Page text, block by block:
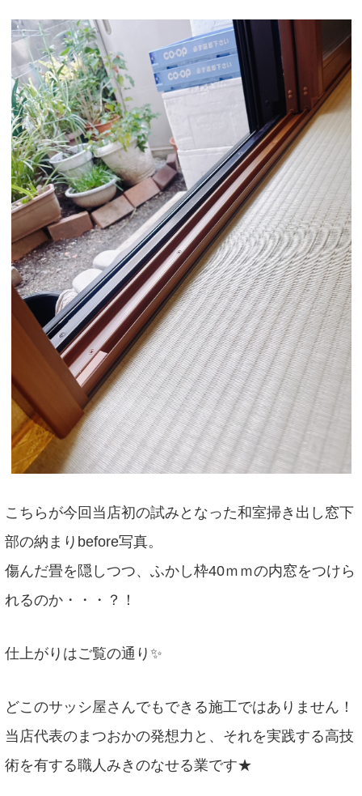
こちらが今回当店初の試みとなった和室掃き出し窓下
部の納まりbefore写真。
傷んだ畳を隠しつつ、ふかし枠40ｍｍの内窓をつけら
れるのか・・・？！
仕上がりはご覧の通り✨
どこのサッシ屋さんでもできる施工ではありません！
当店代表のまつおかの発想力と、それを実践する高技
術を有する職人みきのなせる業です★